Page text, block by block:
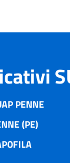
PENNE
(PE)